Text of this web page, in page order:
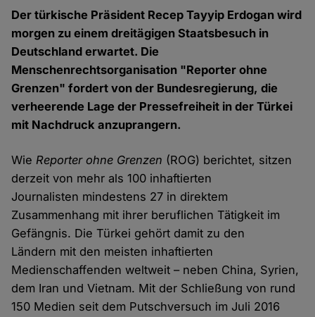
Der türkische Präsident Recep Tayyip Erdogan wird
morgen zu einem dreitägigen Staatsbesuch in
Deutschland erwartet. Die
Menschenrechtsorganisation "Reporter ohne
Grenzen" fordert von der Bundesregierung, die
verheerende Lage der Pressefreiheit in der Türkei
mit Nachdruck anzuprangern.
WieReporter ohne Grenzen (ROG) berichtet, sitzen
derzeit von mehr als 100 inhaftierten
Journalisten mindestens 27 in direktem
Zusammenhang mit ihrer beruflichen Tätigkeit im
Gefängnis. Die Türkei gehört damit zu den
Ländern mit den meisten inhaftierten
Medienschaffenden weltweit – neben China, Syrien,
dem Iran und Vietnam. Mit der Schließung von rund
150 Medien seit dem Putschversuch im Juli 2016